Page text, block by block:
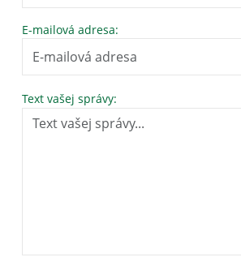
E-mailová adresa:
Text vašej správy: